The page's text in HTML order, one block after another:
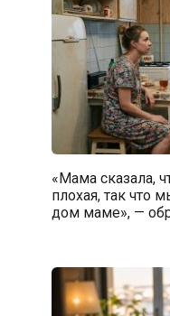
«Мама сказала,
плохая, так что
дом маме», —